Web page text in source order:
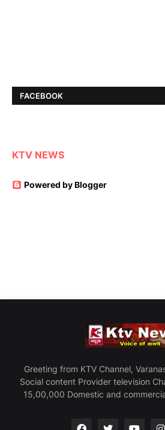
FACEBOOK
KTV NEWS
Powered by Blogger
Greeting from KTV Channel,
Social content Provider television
15,00,000 Domestic and